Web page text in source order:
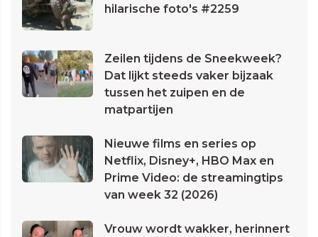
hilarische foto's #2259
Zeilen tijdens de Sneekweek?
Dat lijkt steeds vaker bijzaak
tussen het zuipen en de
matpartijen
Nieuwe films en series op
Netflix, Disney+, HBO Max en
Prime Video: de streamingtips
van week 32 (2026)
Vrouw wordt wakker, herinnert